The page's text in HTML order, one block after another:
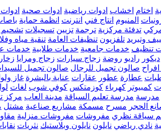
اختام اخشاب ادوات رياضية ادوات صحية
المنيوم انتاج فني انترنت انظمة حماية
تدفئة مركزية ترجمة تزيين تسجيلات تشحيم
وتبريد تلفزيون تنظيفات العامة تنقية مياه
تنظيف خدمات جامعية خدمات طلابية خدمات
ديكور راديو روضة زجاج سيارات زجاج ومرايا
صالون تجميل للرجال صالون تجميل
عطارة عطور عقارات عناية بالبشرة غاز
كمبيوتر كهرباء كوزمتكس كوفي شوب لغات
مدرسة مدرسة تعليم السياقة مدينة العاب مركز
الحجر مسرح مسمكة مشاريع صناعية مشتل
سياقة نظري مفروشات مفروشات منزلية
نادي رياضي نايلون نايلون وبلاستيك نثريات